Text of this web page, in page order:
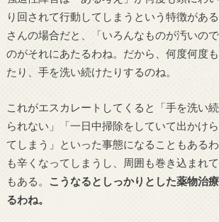
り回されて行動してしまうという特徴があ
さんの場合だと、「いろんなものが汚いの
のがそれにあたるわね。だから、何度何度
たり、手を洗い続けたりするのね。
これがエスカレートしてくると「手を洗い
られない」「一日中掃除をしていて出かけ
てしまう」といった事態になることもある
も辛くなってしまうし、周囲も巻き込まれ
もある。 こうなるとしっかりとした薬物治
るわね。